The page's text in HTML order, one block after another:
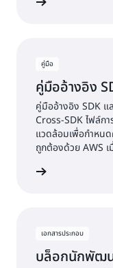
คู่มือ
คู่มืออ้างอิง
คู่มืออ้างอิง SDK แ
Cross-SDK ไฟล์ก
แวดล้อมเพื่อกำหน
ถูกต้องด้วย AWS
เอกสารประกอบ
บล็อกนักพัฒน